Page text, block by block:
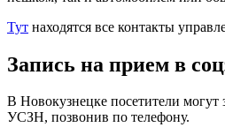
Тут находятся все контакты
Запись на прием в
В Новокузнецке посетители могут
УСЗН, позвонив по телефону.